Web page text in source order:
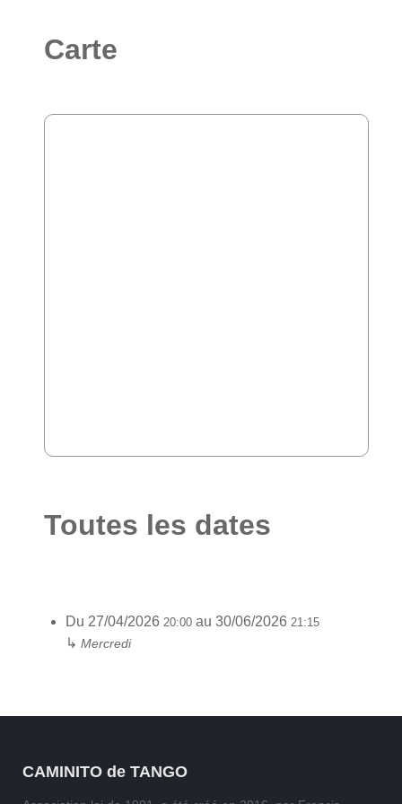
Carte
Toutes les dates
Du 27/04/2026 20:00 au 30/06/2026 21:15
↳ Mercredi
CAMINITO de TANGO